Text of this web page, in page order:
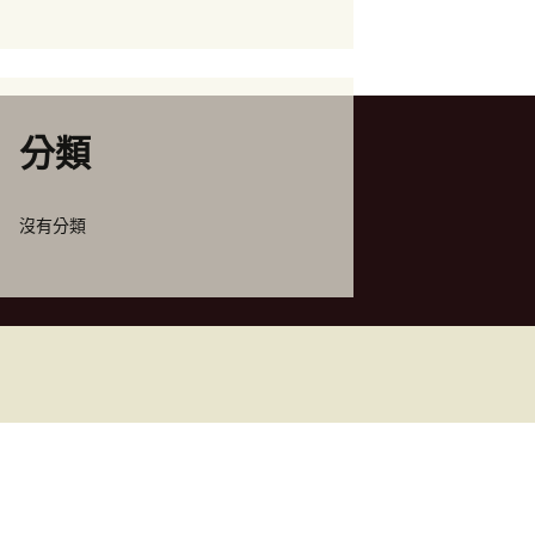
分類
沒有分類